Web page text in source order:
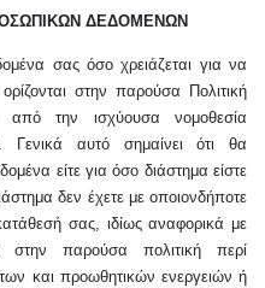
ΔΕΔΟΜΕΝΩΝ
σας όσο χρειάζεται για να
στην παρούσα Πολιτική
από την ισχύουσα νομοθεσία
Γενικά αυτό σημαίνει ότι θα
είτε για όσο διάστημα είστε
δεν έχετε με οποιονδήποτε
σας, ιδίως αναφορικά με
παρούσα πολιτική περί
και προωθητικών ενεργειών ή